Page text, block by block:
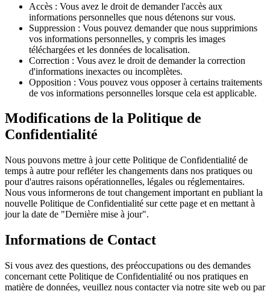
Accès : Vous avez le droit de demander l'accès aux
informations personnelles que nous détenons sur vous.
Suppression : Vous pouvez demander que nous supprimions
vos informations personnelles, y compris les images
téléchargées et les données de localisation.
Correction : Vous avez le droit de demander la correction
d'informations inexactes ou incomplètes.
Opposition : Vous pouvez vous opposer à certains traitements
de vos informations personnelles lorsque cela est applicable.
Modifications de la Politique de
Confidentialité
Nous pouvons mettre à jour cette Politique de Confidentialité de
temps à autre pour refléter les changements dans nos pratiques ou
pour d'autres raisons opérationnelles, légales ou réglementaires.
Nous vous informerons de tout changement important en publiant la
nouvelle Politique de Confidentialité sur cette page et en mettant à
jour la date de "Dernière mise à jour".
Informations de Contact
Si vous avez des questions, des préoccupations ou des demandes
concernant cette Politique de Confidentialité ou nos pratiques en
matière de données, veuillez nous contacter via notre site web ou par